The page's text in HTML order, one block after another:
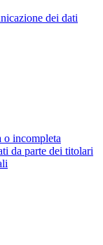
dei dati
o incompleta
da parte dei titolari